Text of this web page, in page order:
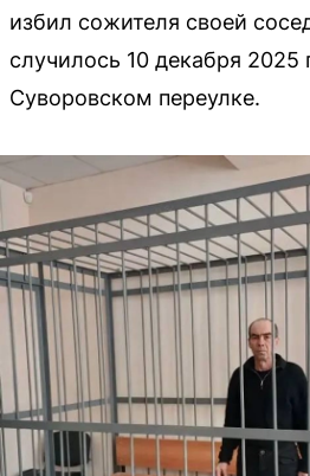
избил сожителя своей
случилось 10 декабря 2025
Суворовском переулке.